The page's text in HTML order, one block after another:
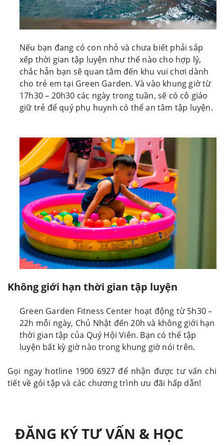
Nếu bạn đang có con nhỏ và chưa biết phải sắp
xếp thời gian tập luyện như thế nào cho hợp lý,
chắc hẵn bạn sẽ quan tâm đến khu vui chơi dành
cho trẻ em tại Green Garden. Và vào khung giờ từ
17h30 – 20h30 các ngày trong tuần, sẽ có cô giáo
giữ trẻ để quý phụ huynh có thể an tâm tập luyện.
Không giới hạn thời gian tập luyện
Green Garden Fitness Center hoạt động từ 5h30 –
22h mỗi ngày, Chủ Nhật đến 20h và không giới hạn
thời gian tập của Quý Hội Viên. Bạn có thể tập
luyện bất kỳ giờ nào trong khung giờ nói trên.
Gọi ngay hotline 1900 6927 để nhận được tư vấn chi
tiết về gói tập và các chương trình ưu đãi hấp dẫn!
ĐĂNG KÝ TƯ VẤN & HỌC